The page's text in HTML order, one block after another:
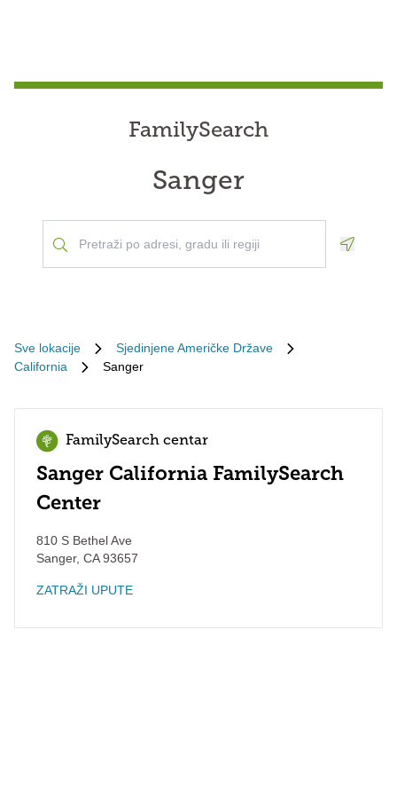
FamilySearch
Sanger
Sve lokacije
Sjedinjene Američke Države
California
Sanger
FamilySearch centar
Sanger California FamilySearch
Center
810 S Bethel Ave
Sanger, CA93657
ZATRAŽI UPUTE